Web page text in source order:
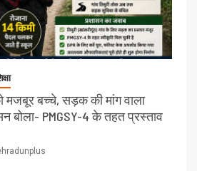
मजबूर बच्चे, सड़क की मांग वाला
बोला- PMGSY-4 के तहत प्रस्ताव